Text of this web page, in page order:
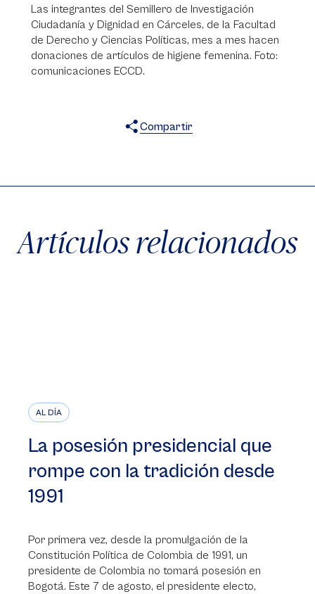
Las integrantes del Semillero de Investigación
Ciudadanía y Dignidad en Cárceles, de la Facultad
de Derecho y Ciencias Políticas, mes a mes hacen
donaciones de artículos de higiene femenina. Foto:
comunicaciones ECCD.
Compartir
Artículos relacionados
AL DÍA
La posesión presidencial que
rompe con la tradición desde
1991
Por primera vez, desde la promulgación de la
Constitución Política de Colombia de 1991, un
presidente de Colombia no tomará posesión en
Bogotá. Este 7 de agosto, el presidente electo,